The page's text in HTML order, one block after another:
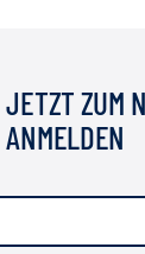
JETZT ZUM
ANMELDEN